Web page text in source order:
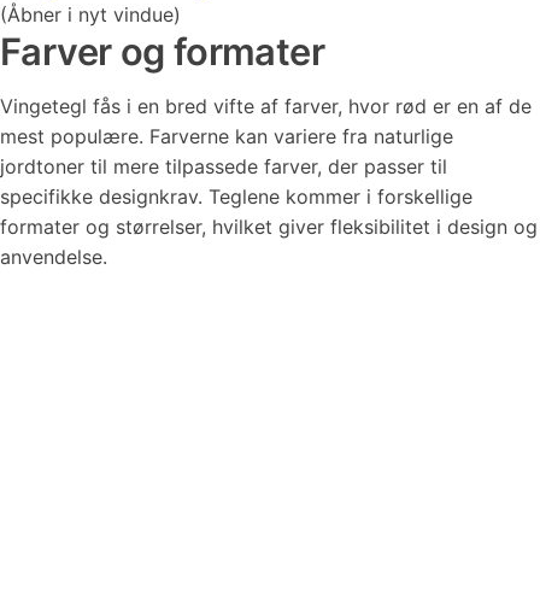
(Åbner i nyt vindue)
Farver og formater
Vingetegl fås i en bred vifte af farver, hvor rød er en af de
mest populære. Farverne kan variere fra naturlige
jordtoner til mere tilpassede farver, der passer til
specifikke designkrav. Teglene kommer i forskellige
formater og størrelser, hvilket giver fleksibilitet i design og
anvendelse.